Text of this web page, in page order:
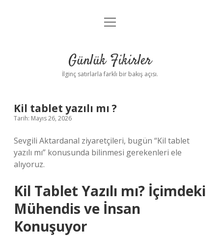
Anasayfa
Yasal Uyarı
menüyü
Günlük Fikirler
İlginç satırlarla farklı bir bakış açısı.
Kil tablet yazılı mı ?
Tarih: Mayıs 26, 2026
Sevgili Aktardanal ziyaretçileri, bugün “Kil tablet
yazılı mı” konusunda bilinmesi gerekenleri ele
alıyoruz.
Kil Tablet Yazılı mı? İçimdeki
Mühendis ve İnsan
Konuşuyor